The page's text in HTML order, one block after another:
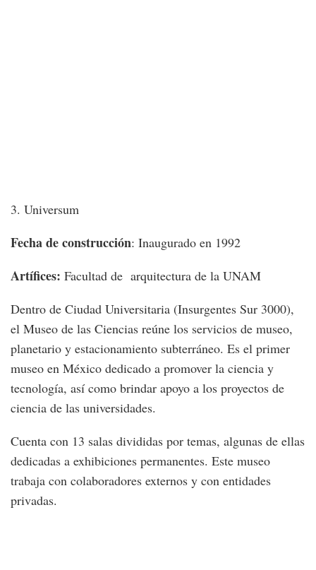
3. Universum
Fecha de construcción: Inaugurado en 1992
Artífices: Facultad de arquitectura de la UNAM
Dentro de Ciudad Universitaria (Insurgentes Sur 3000),
el Museo de las Ciencias reúne los servicios de museo,
planetario y estacionamiento subterráneo. Es el primer
museo en México dedicado a promover la ciencia y
tecnología, así como brindar apoyo a los proyectos de
ciencia de las universidades.
Cuenta con 13 salas divididas por temas, algunas de ellas
dedicadas a exhibiciones permanentes. Este museo
trabaja con colaboradores externos y con entidades
privadas.